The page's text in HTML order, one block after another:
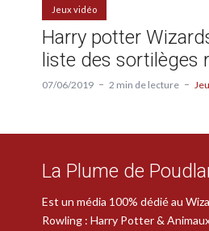
Jeux vidéo
Harry potter
liste des sortilèges
07/06/2019 2 min de lecture
La Plume de
Est un média 100% dédié au
Rowling : Harry Potter &